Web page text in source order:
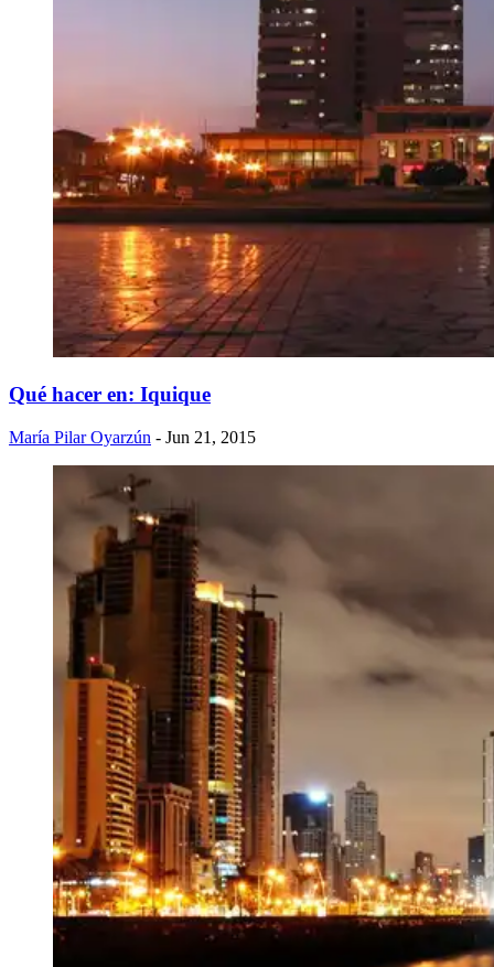
Qué hacer en: Iquique
María Pilar Oyarzún - Jun 21, 2015